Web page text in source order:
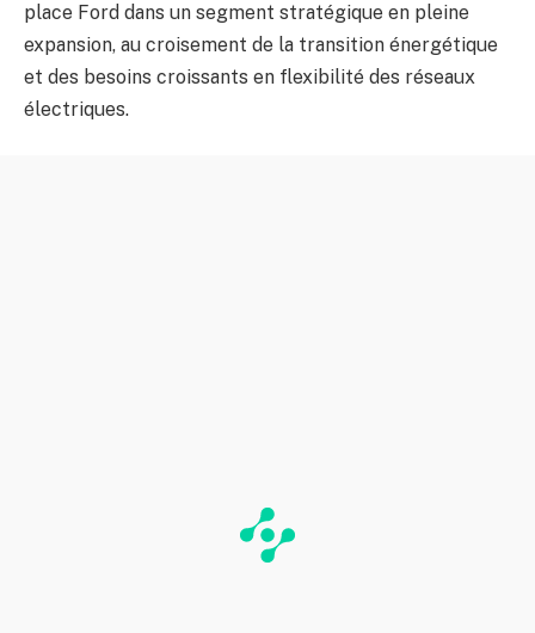
place Ford dans un segment stratégique en pleine
expansion, au croisement de la transition énergétique
et des besoins croissants en flexibilité des réseaux
électriques.